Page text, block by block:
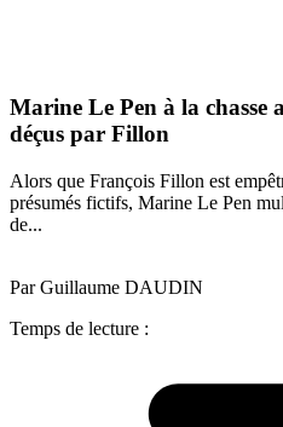
Marine Le Pen à la chasse
déçus par Fillon
Alors que François Fillon est
présumés fictifs, Marine Le Pen
de...
Par Guillaume DAUDIN
Temps de lecture :